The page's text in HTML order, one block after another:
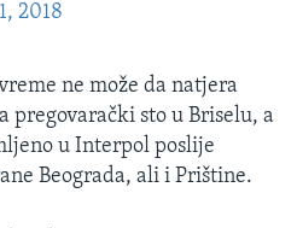
2018
ne može da natjera
pregovarački sto u Briselu, a
u Interpol poslije
Beograda, ali i Prištine.